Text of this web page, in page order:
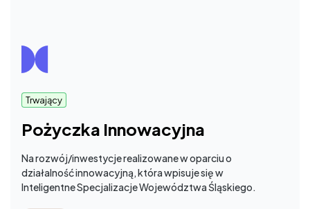
Trwający
Pożyczka Innowacyjna
Na rozwój/inwestycje realizowane w oparciu o
działalność innowacyjną, która wpisuje się w
Inteligentne Specjalizacje Województwa Śląskiego.